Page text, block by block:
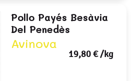
Pollo Payés Besàvia
Del Penedès
Avinova
19,80 €/kg